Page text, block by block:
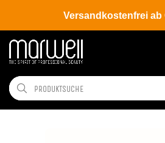
Versandkostenfrei ab
Shop Brands Davines Colour